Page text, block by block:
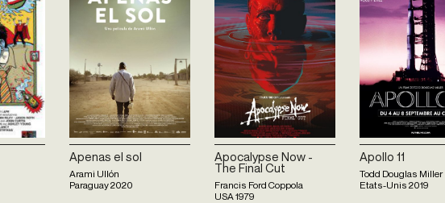
Apenas el sol
Arami Ullón
Paraguay2020
Apocalypse Now -
The Final Cut
Francis Ford Coppola
USA 1979
Apollo 11
Todd Douglas Miller
Etats-Unis 2019